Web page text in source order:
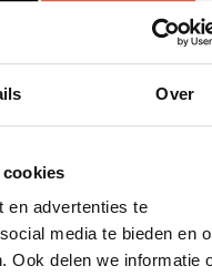
Over
en advertenties te
media te bieden en
Ook delen we informatie
vindt en nodig